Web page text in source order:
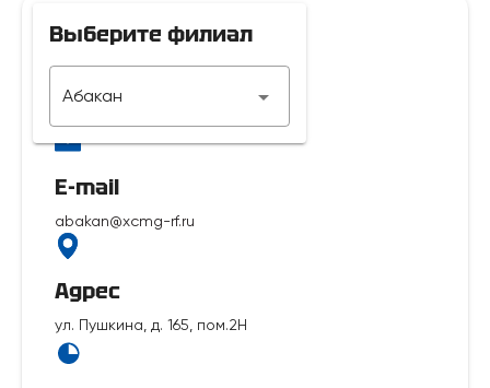
Выберите филиал
Абакан
Телефон
E-mail
abakan@xcmg-rf.ru
Адрес
ул. Пушкина, д. 165, пом.2Н